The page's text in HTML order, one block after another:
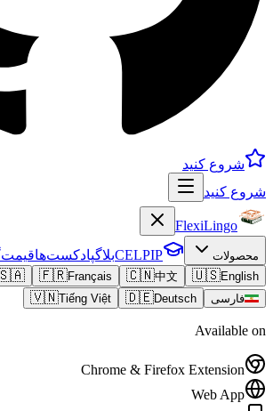
شروع کنید
شروع کنید
FlexiLingo
محصولات CELPIPبلاگپادکست‌ها
🇺🇸English
🇨🇳中文
🇫🇷Français
فارسی
🇩🇪Deutsch
🇻🇳Tiếng Việt
Available on
Chrome & Firefox Extension
Web App